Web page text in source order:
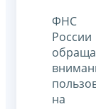
ФНС
России
на